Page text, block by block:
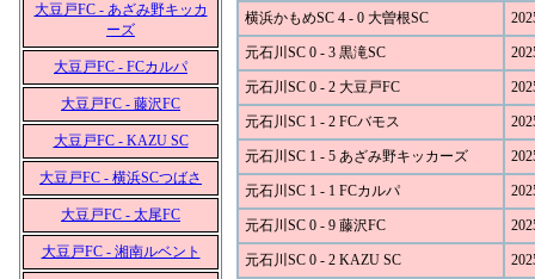
大豆戸FC - あざみ野キッカ
ーズ
大豆戸FC - FCカルパ
大豆戸FC - 藤沢FC
大豆戸FC - KAZU SC
大豆戸FC - 横浜SCつばさ
大豆戸FC - 太尾FC
大豆戸FC - 湘南ルベント
横浜かもめSC 4 - 0 大曽根SC
元石川SC 0 - 3 黒滝SC
元石川SC 0 - 2 大豆戸FC
元石川SC 1 - 2 FCバモス
元石川SC 1 - 5 あざみ野キッカーズ
元石川SC 1 - 1 FCカルパ
元石川SC 0 - 9 藤沢FC
元石川SC 0 - 2 KAZU SC